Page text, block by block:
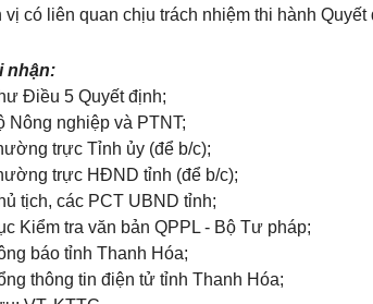
vị có liên quan chịu trách nhiệm thi hành Quyết
nhận:
Điều 5 Quyết định;
Nông nghiệp và PTNT;
trực Tỉnh ủy (để b/c);
trực HĐND tỉnh (để b/c);
tịch, các PCT UBND tỉnh;
Kiểm tra văn bản QPPL - Bộ Tư pháp;
báo tỉnh Thanh Hóa;
thông tin điện tử tỉnh Thanh Hóa;